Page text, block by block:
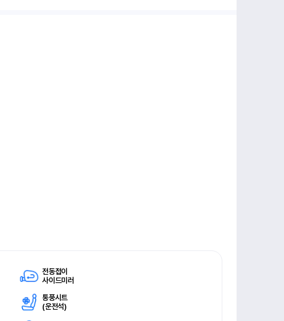
전동접이
사이드미러
통풍시트
(운전석)